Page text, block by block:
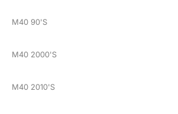
M40 90'S
M40 2000'S
M40 2010'S